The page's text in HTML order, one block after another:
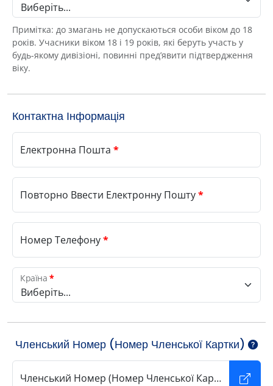
Виберіть...
Примітка: до змагань не допускаються особи віком до 18
років. Учасники віком 18 і 19 років, які беруть участь у
будь-якому дивізіоні, повинні пред’явити підтвердження
віку.
Контактна Інформація
Електронна Пошта *
Повторно Ввести Електронну Пошту*
Номер Телефону*
Виберіть...
Країна *
Членський Номер (Номер Членської Картки)
Членський Номер (Номер Членської Картки) *